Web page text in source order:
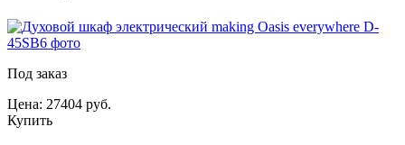
Под заказ
Цена: 27404 руб.
Купить